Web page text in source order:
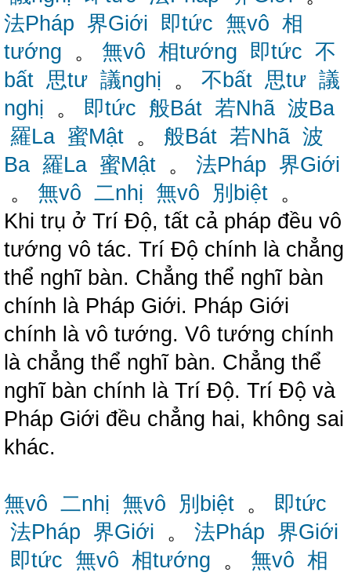
法Pháp 界Giới 即tức 無vô 相
tướng 。 無vô 相tướng 即tức 不
bất 思tư 議nghị 。 不bất 思tư 議
nghị 。 即tức 般Bát 若Nhã 波Ba
羅La 蜜Mật 。 般Bát 若Nhã 波
Ba 羅La 蜜Mật 。 法Pháp 界Giới
。 無vô 二nhị 無vô 別biệt 。
Khi trụ ở Trí Độ, tất cả pháp đều vô
tướng vô tác. Trí Độ chính là chẳng
thể nghĩ bàn. Chẳng thể nghĩ bàn
chính là Pháp Giới. Pháp Giới
chính là vô tướng. Vô tướng chính
là chẳng thể nghĩ bàn. Chẳng thể
nghĩ bàn chính là Trí Độ. Trí Độ và
Pháp Giới đều chẳng hai, không sai
khác.
無vô 二nhị 無vô 別biệt 。 即tức
法Pháp 界Giới 。 法Pháp 界Giới
即tức 無vô 相tướng 。 無vô 相